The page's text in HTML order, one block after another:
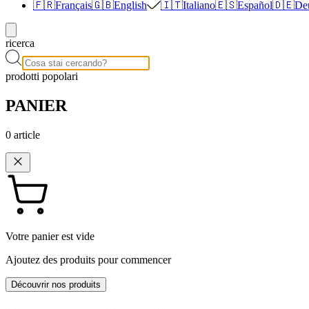
🇫🇷Français🇬🇧English 🇮🇹Italiano🇪🇸Español🇩🇪
ricerca
prodotti popolari
PANIER
0 article
Votre panier est vide
Ajoutez des produits pour commencer
Découvrir nos produits